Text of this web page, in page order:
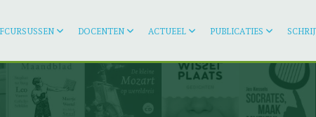
DOCENTEN ACTUEEL PUBLICATIES